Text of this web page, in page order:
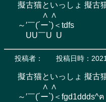
擬古猫といっしょ 擬古
∧ ∧
～′￣(´ー`)＜tdfs
UU￣U  U
投稿者： 投稿日時：
擬古猫といっしょ 擬古
∧ ∧
～′￣(´ー`)＜fgd1ddds^ฅ